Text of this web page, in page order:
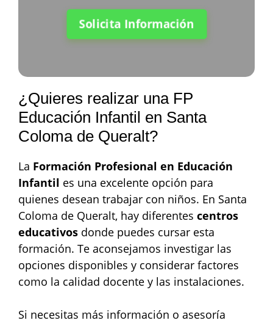
Solicita Información
¿Quieres realizar una FP
Educación Infantil en Santa
Coloma de Queralt?
La Formación Profesional en Educación
Infantil es una excelente opción para
quienes desean trabajar con niños. En Santa
Coloma de Queralt, hay diferentes centros
educativos donde puedes cursar esta
formación. Te aconsejamos investigar las
opciones disponibles y considerar factores
como la calidad docente y las instalaciones.
Si necesitas más información o asesoría